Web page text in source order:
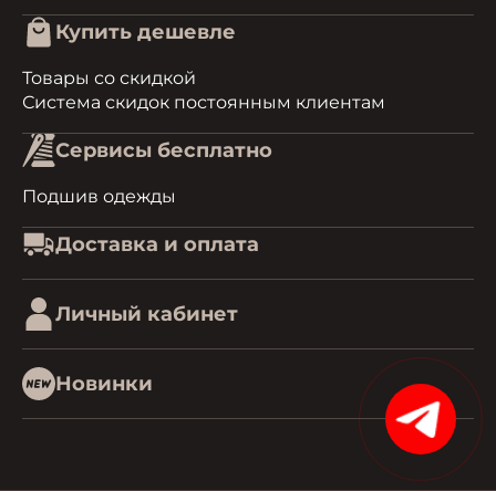
Купить дешевле
Товары со скидкой
Система скидок постоянным клиентам
Сервисы бесплатно
Подшив одежды
Доставка и оплата
Личный кабинет
Новинки
15%